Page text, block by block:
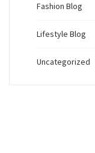
Fashion Blog
Lifestyle Blog
Uncategorized